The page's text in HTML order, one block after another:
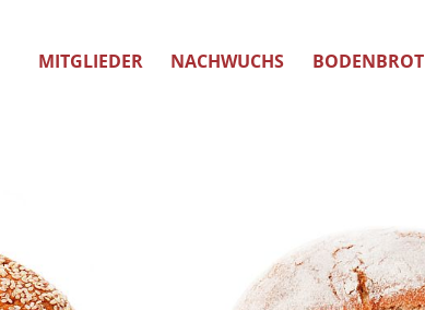
MITGLIEDER NACHWUCHS BODENBROT